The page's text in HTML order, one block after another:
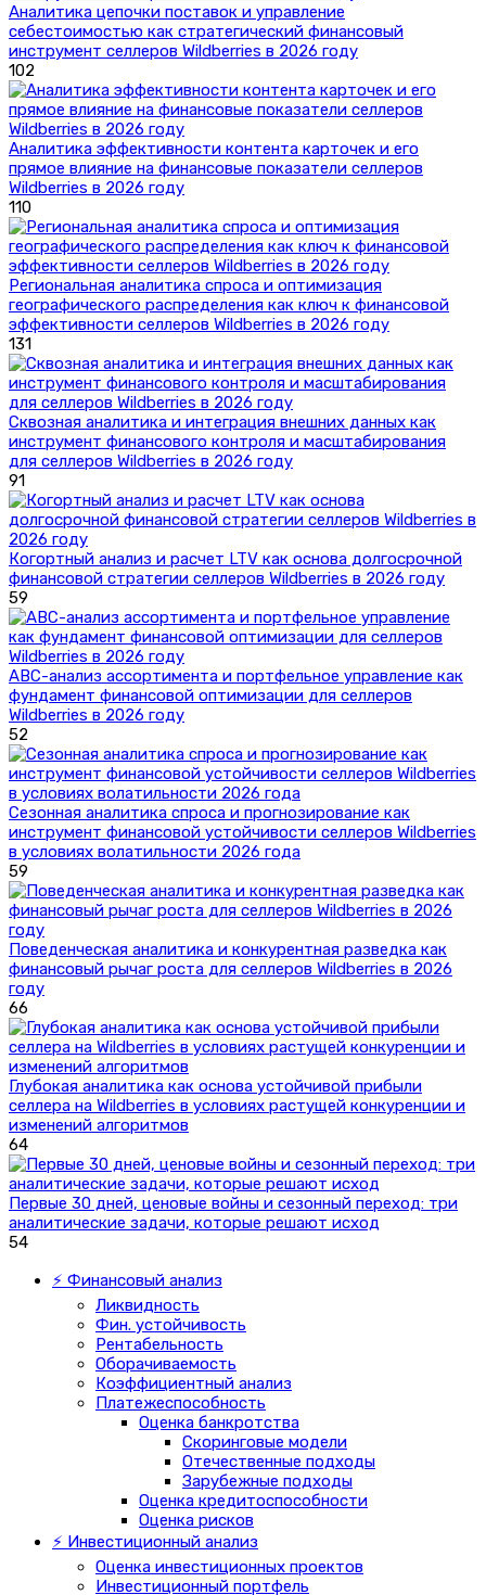
Аналитика цепочки поставок и управление
себестоимостью как стратегический финансовый
инструмент селлеров Wildberries в 2026 году
102
Аналитика эффективности контента карточек и его
прямое влияние на финансовые показатели селлеров
Wildberries в 2026 году
110
Региональная аналитика спроса и оптимизация
географического распределения как ключ к финансовой
эффективности селлеров Wildberries в 2026 году
131
Сквозная аналитика и интеграция внешних данных как
инструмент финансового контроля и масштабирования
для селлеров Wildberries в 2026 году
91
Когортный анализ и расчет LTV как основа долгосрочной
финансовой стратегии селлеров Wildberries в 2026 году
59
ABC-анализ ассортимента и портфельное управление как
фундамент финансовой оптимизации для селлеров
Wildberries в 2026 году
52
Сезонная аналитика спроса и прогнозирование как
инструмент финансовой устойчивости селлеров Wildberries
в условиях волатильности 2026 года
59
Поведенческая аналитика и конкурентная разведка как
финансовый рычаг роста для селлеров Wildberries в 2026
году
66
Глубокая аналитика как основа устойчивой прибыли
селлера на Wildberries в условиях растущей конкуренции и
изменений алгоритмов
64
Первые 30 дней, ценовые войны и сезонный переход: три
аналитические задачи, которые решают исход
54
⚡ Финансовый анализ
Ликвидность
Фин. устойчивость
Рентабельность
Оборачиваемость
Коэффициентный анализ
Платежеспособность
Оценка банкротства
Скоринговые модели
Отечественные подходы
Зарубежные подходы
Оценка кредитоспособности
Оценка рисков
⚡ Инвестиционный анализ
Оценка инвестиционных проектов
Инвестиционный портфель